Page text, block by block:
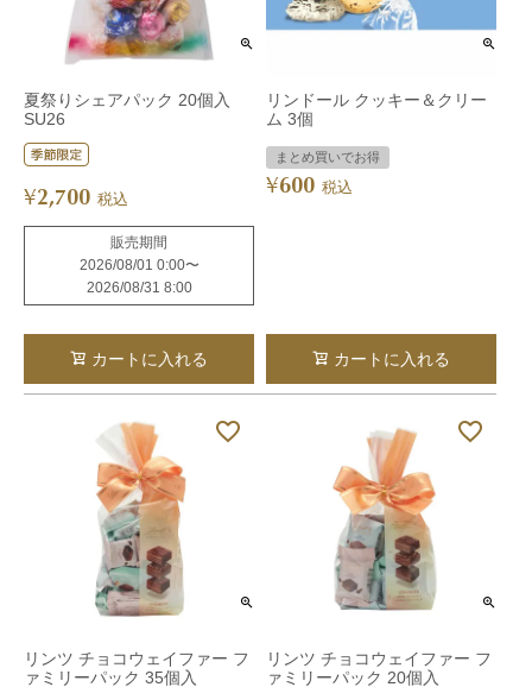
夏祭りシェアパック 20個入
SU26
¥2,700 税込
販売期間
2026/08/01 0:00〜
2026/08/31 8:00
カートに入れる
リンドール クッキー＆クリー
ム 3個
まとめ買いでお得
¥600 税込
カートに入れる
リンツ チョコウェイファー フ
ァミリーパック 35個入
リンツ チョコウェイファー フ
ァミリーパック 20個入